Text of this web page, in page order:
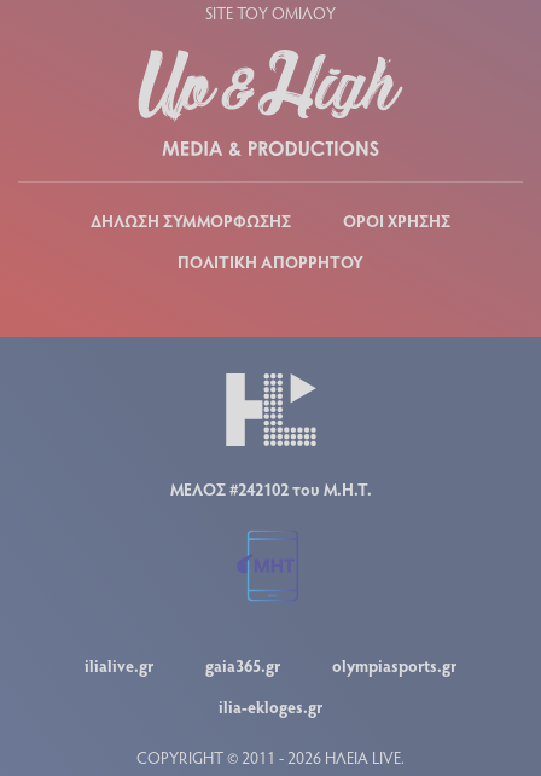
SITE ΤΟΥ ΟΜΙΛΟΥ
ΔΗΛΩΣΗ ΣΥΜΜΟΡΦΩΣΗΣ
ΟΡΟΙ ΧΡΗΣΗΣ
ΠΟΛΙΤΙΚΗ ΑΠΟΡΡΗΤΟΥ
ΜΕΛΟΣ #242102 του Μ.Η.Τ.
ilialive.gr gaia365.gr
olympiasports.gr
ilia-ekloges.gr
COPYRIGHT © 2011 - 2026 ΗΛΕΙΑ LIVE.